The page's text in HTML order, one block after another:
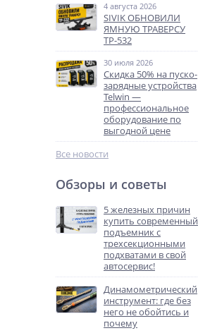
4 августа 2026
SIVIK ОБНОВИЛИ
ЯМНУЮ ТРАВЕРСУ
ТР-532
30 июля 2026
Скидка 50% на пуско-
зарядные устройства
Telwin —
профессиональное
оборудование по
выгодной цене
Все новости
Обзоры и советы
5 железных причин
купить современный
подъемник с
трехсекционными
подхватами в свой
автосервис!
Динамометрический
инструмент: где без
него не обойтись и
почему